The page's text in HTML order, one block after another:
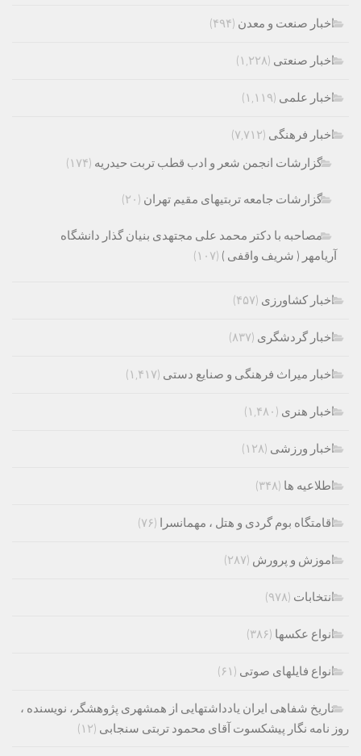
اخبار صنعت و معدن (۴۹۴)
اخبار صنعتی (۱,۲۲۸)
اخبار علمی (۱,۱۱۹)
اخبار فرهنگی (۷,۷۱۲)
گزارشات انجمن شعر و ادب قطب تربت حیدریه (۱۷۴)
گزارشات جامعه تربتیهای مقیم تهران (۲۰)
مصاحبه با دکتر محمد علی مجتهدی بنیان گذار دانشگاه
آریامهر ( شریف واقفی ) (۱۰۷)
اخبار کشاورزی (۴۵۷)
اخبار گردشگری (۸۳۷)
اخبار میراث فرهنگی و صنایع دستی (۱,۴۱۷)
اخبار هنری (۱,۴۸۰)
اخبار ورزشی (۱۲۸)
اطلاعیه ها (۳۴۸)
اقامتگاه بوم گردی و هتل ، مهمانسرا (۷۶)
اموزش و پرورش (۲۸۷)
انتخابات (۹۷۸)
انواع عکسها (۳۸۶)
انواع فایلهای صوتی (۶۱)
تاریخ شفاهی ایران یادداشتهایی از همشهری پژوهشگر، نویسنده ،
روز نامه نگار پیشکسوت آقای محمود تربتی سنجابی (۱۲)